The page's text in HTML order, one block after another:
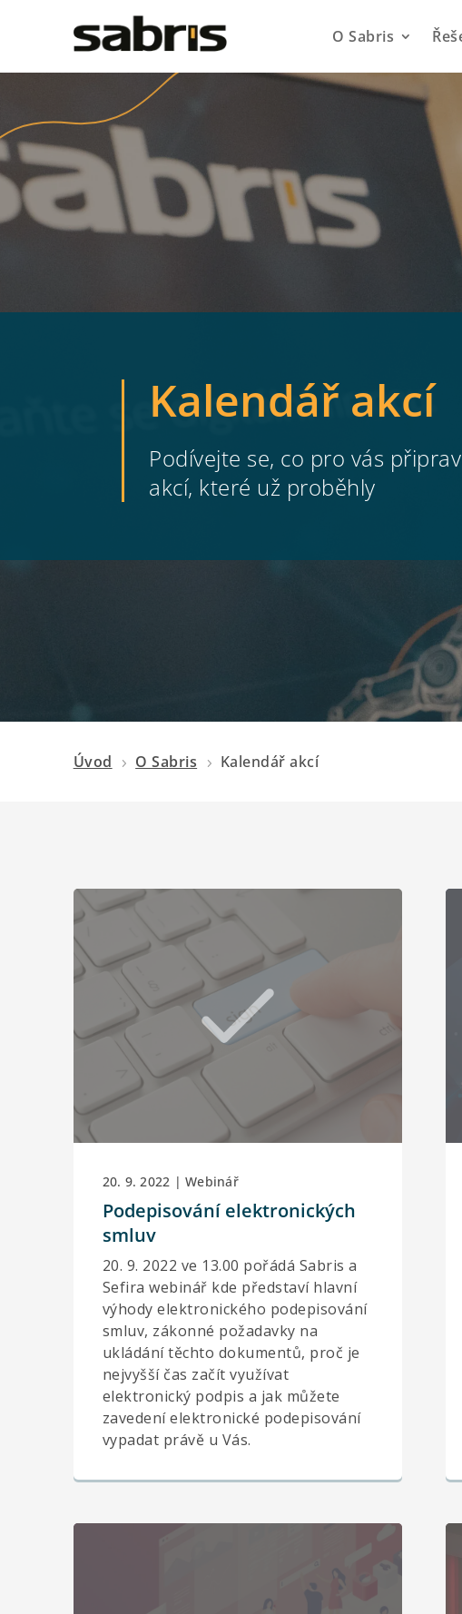
O Sabris
Kalendář akcí
Podívejte se, co pro vás
akcí, které už proběhly
Úvod 5 O Sabris 5 Kalendář akcí
20. 9. 2022 | Webinář
Podepisování elektronických
smluv
20. 9. 2022 ve 13.00 pořádá Sabris a
Sefira webinář kde představí hlavní
výhody elektronického podepisování
smluv, zákonné požadavky na
ukládání těchto dokumentů, proč je
nejvyšší čas začít využívat
elektronický podpis a jak můžete
zavedení elektronické podepisování
vypadat právě u Vás.